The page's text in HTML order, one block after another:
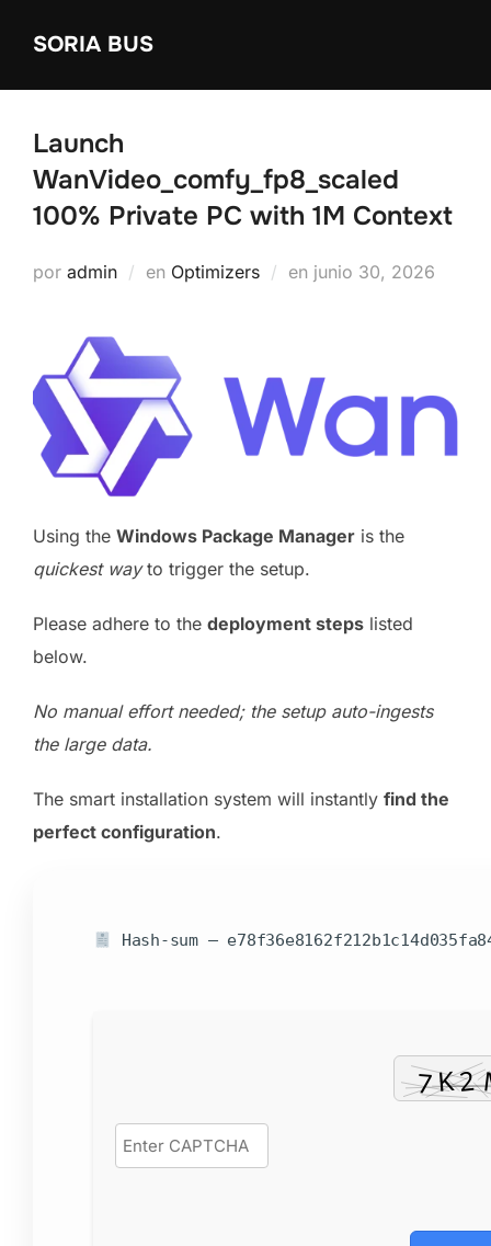
SORIA BUS
Launch
WanVideo_comfy_fp8_scaled
100% Private PC with 1M Context
por admin en Optimizers en Publicado
junio 30, 2026
Using the Windows Package Manager is the
quickest wayto trigger the setup.
Please adhere to the deployment steps listed
below.
No manual effort needed; the setup auto-ingests
the large data.
The smart installation system will instantly find the
perfect configuration.
Hash-sum —